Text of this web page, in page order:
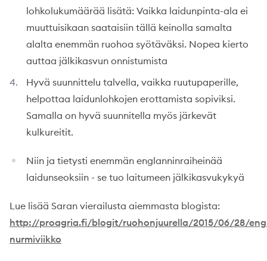
lohkolukumäärää lisätä: Vaikka laidunpinta-ala ei
muuttuisikaan saataisiin tällä keinolla samalta
alalta enemmän ruohoa syötäväksi. Nopea kierto
auttaa jälkikasvun onnistumista
Hyvä suunnittelu talvella, vaikka ruutupaperille,
helpottaa laidunlohkojen erottamista sopiviksi.
Samalla on hyvä suunnitella myös järkevät
kulkureitit.
Niin ja tietysti enemmän englanninraiheinää
laidunseoksiin - se tuo laitumeen jälkikasvukykyä
Lue lisää Saran vierailusta aiemmasta blogista:
http://proagria.fi/blogit/ruohonjuurella/2015/06/28/
nurmiviikko